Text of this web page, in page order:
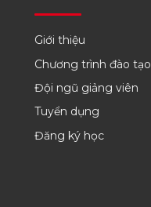
Giới thiệu
Chương trình đào tạo
Đội ngũ giảng viên
Tuyển dụng
Đăng ký học